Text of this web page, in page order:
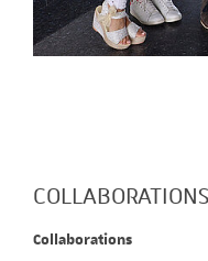
Collaborations